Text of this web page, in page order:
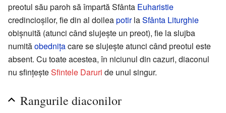
preotul său paroh să împartă Sfânta Euharistie
credincioșilor, fie din al doileapotirlaSfânta Liturghie
obișnuită (atunci când slujește un preot), fie la slujba
numităobednițacare se slujește atunci când preotul este
absent. Cu toate acestea, în niciunul din cazuri, diaconul
nu sfințeșteSfintele Daruri de unul singur.
Rangurile diaconilor